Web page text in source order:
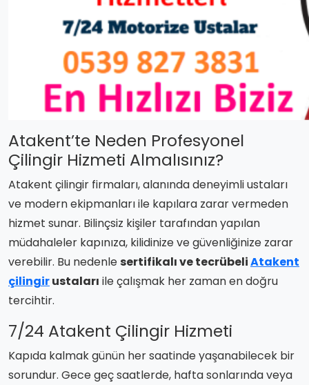
Atakent’te Neden Profesyonel
Çilingir Hizmeti Almalısınız?
Atakent çilingir firmaları, alanında deneyimli ustaları
ve modern ekipmanları ile kapılara zarar vermeden
hizmet sunar. Bilinçsiz kişiler tarafından yapılan
müdahaleler kapınıza, kilidinize ve güvenliğinize zarar
verebilir. Bu nedenlesertifikalı ve tecrübeliAtakent
çilingirustaları ile çalışmak her zaman en doğru
tercihtir.
7/24 Atakent Çilingir Hizmeti
Kapıda kalmak günün her saatinde yaşanabilecek bir
sorundur. Gece geç saatlerde, hafta sonlarında veya